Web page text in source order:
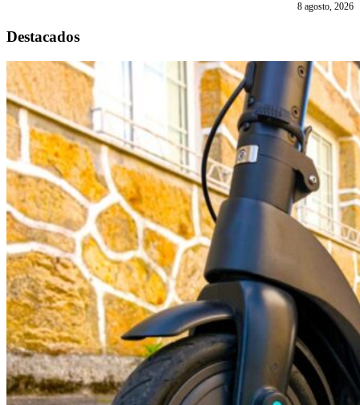
8 agosto, 2026
Destacados